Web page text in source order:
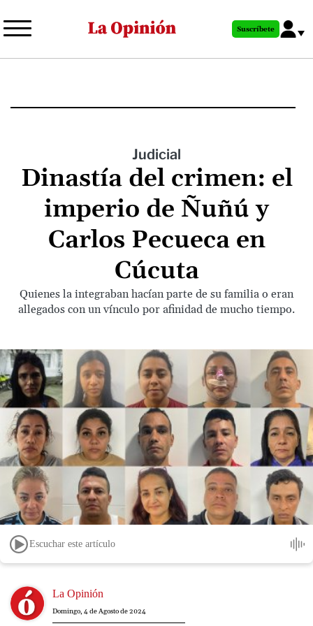
al
principal
Suscríbete
Judicial
Dinastía del crimen: el
imperio de Ñuñú y
Carlos Pecueca en
Cúcuta
Quienes la integraban hacían parte de su familia o eran
allegados con un vínculo por afinidad de mucho tiempo.
Escuchar este artículo
Image La Opinión
Domingo, 4 de Agosto de 2024